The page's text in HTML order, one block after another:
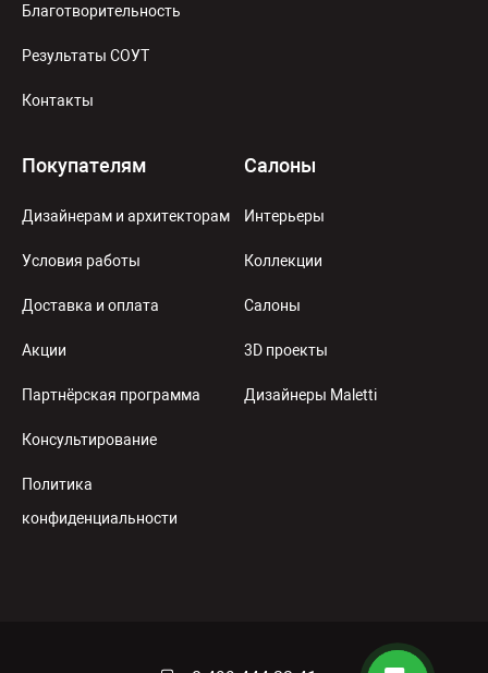
Благотворительность
Результаты СОУТ
Контакты
Покупателям
Дизайнерам и архитекторам
Условия работы
Доставка и оплата
Акции
Партнёрская программа
Консультирование
Политика
конфиденциальности
Салоны
Интерьеры
Коллекции
Салоны
3D проекты
Дизайнеры Maletti